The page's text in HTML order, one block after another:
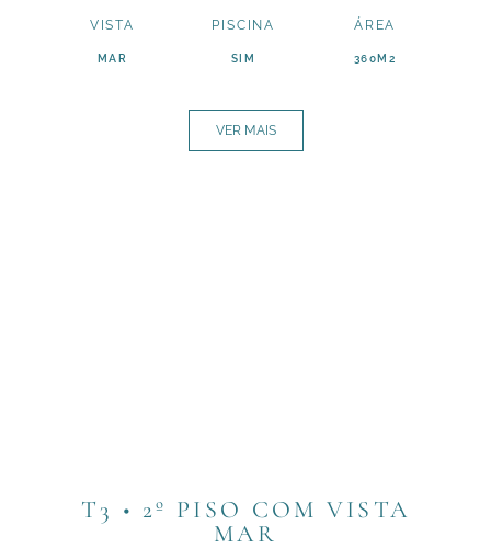
VISTA
MAR
PISCINA
SIM
ÁREA
360M2
VER MAIS
T3 • 2º PISO COM VISTA
MAR